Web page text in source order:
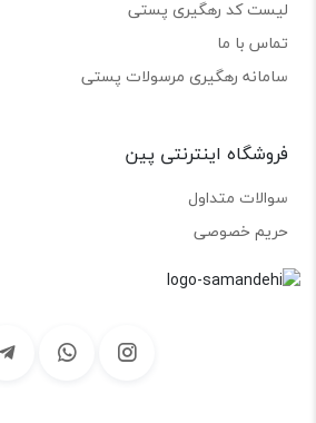
لیست کد رهگیری پستی
تماس با ما
سامانه رهگیری مرسولات پستی
فروشگاه اینترنتی پین
سوالات متداول
حریم خصوصی